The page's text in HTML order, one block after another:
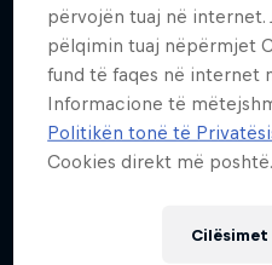
përvojën tuaj në internet.
pëlqimin tuaj nëpërmjet
fund të faqes në internet
Informacione të
Politikën tonë të
Cookies direkt më poshtë.